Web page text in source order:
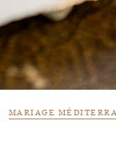
MARIAGE